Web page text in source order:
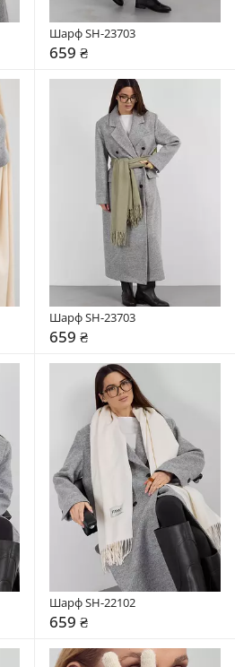
Шарф SH-23703
659 ₴
Шарф SH-23703
659 ₴
Шарф SH-22102
659 ₴